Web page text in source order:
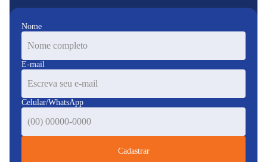
Nome
E-mail
Celular/WhatsApp
Cadastrar